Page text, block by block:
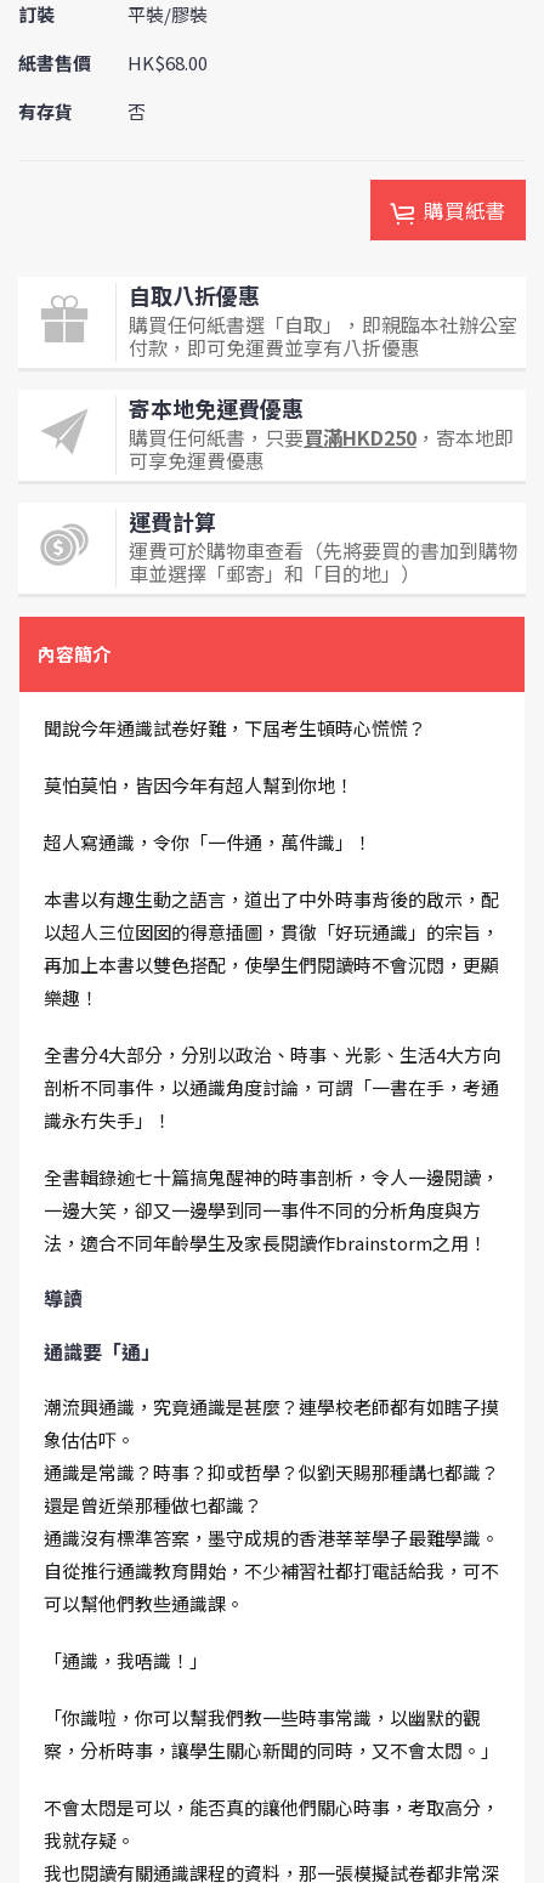
訂裝
平裝/膠裝
紙書售價
HK$68.00
有存貨
否
購買紙書
自取八折優惠
購買任何紙書選「自取」，即親臨本社辦公室
付款，即可免運費並享有八折優惠
寄本地免運費優惠
購買任何紙書，只要買滿HKD250 ，寄本地即
可享免運費優惠
運費計算
運費可於購物車查看（先將要買的書加到購物
車並選擇「郵寄」和「目的地」）
內容簡介
聞說今年通識試卷好難，下屆考生頓時心慌慌？
莫怕莫怕，皆因今年有超人幫到你地！
超人寫通識，令你「一件通，萬件識」！
本書以有趣生動之語言，道出了中外時事背後的啟示，配
以超人三位囡囡的得意插圖，貫徹「好玩通識」的宗旨，
再加上本書以雙色搭配，使學生們閱讀時不會沉悶，更顯
樂趣！
全書分4大部分，分別以政治、時事、光影、生活4大方向
剖析不同事件，以通識角度討論，可謂「一書在手，考通
識永冇失手」！
全書輯錄逾七十篇搞鬼醒神的時事剖析，令人一邊閱讀，
一邊大笑，卻又一邊學到同一事件不同的分析角度與方
法，適合不同年齡學生及家長閱讀作brainstorm之用！
導讀
通識要「通」
潮流興通識，究竟通識是甚麼？連學校老師都有如瞎子摸
象估估吓。
通識是常識？時事？抑或哲學？似劉天賜那種講乜都識？
還是曾近榮那種做乜都識？
通識沒有標準答案，墨守成規的香港莘莘學子最難學識。
自從推行通識教育開始，不少補習社都打電話給我，可不
可以幫他們教些通識課。
「通識，我唔識！」
「你識啦，你可以幫我們教一些時事常識，以幽默的觀
察，分析時事，讓學生關心新聞的同時，又不會太悶。」
不會太悶是可以，能否真的讓他們關心時事，考取高分，
我就存疑。
我也閱讀有關通識課程的資料，那一張模擬試卷都非常深